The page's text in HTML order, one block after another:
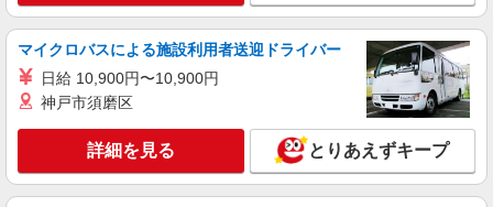
マイクロバスによる施設利用者送迎ドライバー
日給 10,900円〜10,900円
神戸市須磨区
詳細を見る とりあえずキープ